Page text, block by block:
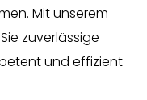
Mit unserem
zuverlässige
und effizient